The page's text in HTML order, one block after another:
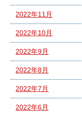
2022年11月
2022年10月
2022年9月
2022年8月
2022年7月
2022年6月